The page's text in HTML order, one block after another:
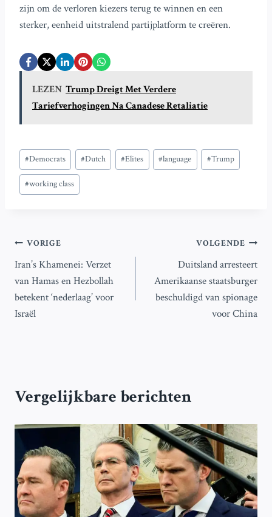
zijn om de verloren kiezers terug te winnen en een
sterker, eenheid uitstralend partijplatform te creëren.
LEZEN Trump Dreigt Met Verdere
Tariefverhogingen Na Canadese Retaliatie
Bericht
tags:
#Democrats #Dutch #Elites #language #Trump
#working class
Bericht
navigatie
VORIGE
Iran’s Khamenei: Verzet
van Hamas en Hezbollah
betekent ‘nederlaag’ voor
Israël
VOLGENDE
Duitsland arresteert
Amerikaanse staatsburger
beschuldigd van spionage
voor China
Vergelijkbare berichten